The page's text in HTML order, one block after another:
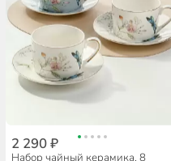
2 290 ₽
Набор чайный керамика, 8